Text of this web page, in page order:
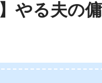
】やる夫の